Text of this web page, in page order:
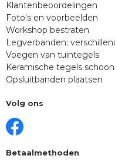
Klantenbeoordelingen
Foto's en voorbeelden
Workshop bestraten
Legverbanden:
Voegen van tuintegels
Keramische tegels
Opsluitbanden plaatsen
Volg ons
Betaalmethoden